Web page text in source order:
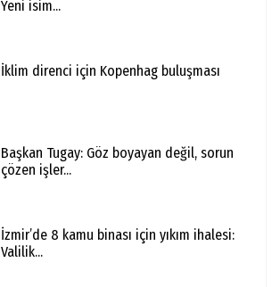
Yeni isim...
İklim direnci için Kopenhag buluşması
Başkan Tugay: Göz boyayan değil, sorun
çözen işler...
İzmir’de 8 kamu binası için yıkım ihalesi:
Valilik...